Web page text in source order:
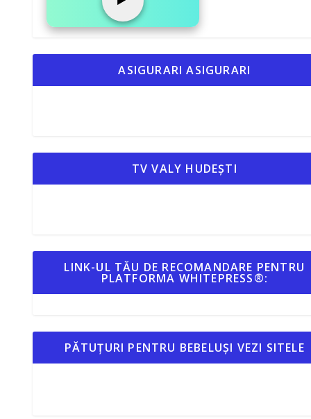
ASIGURARI ASIGURARI
TV VALY HUDEȘTI
LINK-UL TĂU DE RECOMANDARE PENTRU
PLATFORMA WHITEPRESS®:
PĂTUȚURI PENTRU BEBELUȘI VEZI SITELE